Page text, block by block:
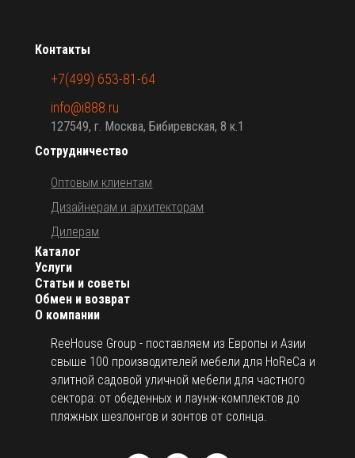
О компании
ReeHouse Group - поставляем из Европы и Азии
свыше 100 производителей мебели для HoReCa и
элитной садовой уличной мебели для частного
сектора: от обеденных и лаунж-комплектов до
пляжных шезлонгов и зонтов от солнца.
Каталог
Услуги
Статьи и советы
Обмен и возврат
Сотрудничество
Оптовым клиентам
Дизайнерам и архитекторам
Дилерам
Контакты
+7(499) 653-81-64
info@i888.ru
127549, г. Москва, Бибиревская, 8 к.1